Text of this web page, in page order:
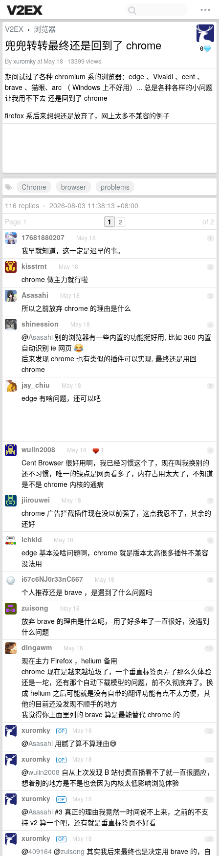
0
V2EX › 浏览器
兜兜转转最终还是回到了 chrome
Byxuromkyat May 18 · 13399 views
期间试过了各种 chromium 系的浏览器：edge 、Vivaldi 、cent 、
brave 、猫眼、arc （ Windows 上不好用）... 总是各种各样的小问题
让我用不下去 还是回到了 chrome
firefox 系后来想想还是放弃了，网上太多不兼容的例子
Chrome browser
problems
116 replies • 2026-08-03 11:38:13 +08:00
Page 1
of 2
1 2
1
17681880207 May 18
我早就知道，这一定是迟早的事。
2
kisstrnt May 18
chrome 做主力就行啦
3
Asasahi May 18
所以之前放弃 chrome 的理由是什么
4
shinession May 18
@Asasahi 别的浏览器有一些内置的功能挺好用, 比如 360 内置
自动识别 ie 网页
后来发现 chrome 也有类似的插件可以实现, 最终还是用回
chrome
5
jay_chiu May 18
edge 有啥问题，还可以吧
6
wulin2008 May 18 1
Cent Browser 很好用啊，我已经习惯这个了，现在叫我换别的
还不习惯，唯一的缺点是网页看多了，内存占用太大了，不知道
是不是 chrome 内核的通病
7
jiirouwei May 18
chrome 广告拦截插件现在没以前强了，这点我忍不了，其余的
还好
8
lchkid May 18
edge 基本没啥问题啊，chrome 就是版本太高很多插件不兼容
没法用
9
i67c6NJ0r33nC667 May 18
个人推荐还是 brave ，是遇到了什么问题吗
10
zuisong May 18
放弃 brave 的理由是什么呢， 用了好多年了一直很好，没遇到
什么问题
11
dingawm May 18
现在主力 Firefox ，helium 备用
chrome 现在是越来越垃圾了，一个垂直标签页弄了那么久体验
还是一坨，还有那个自动下载模型的问题，前不久彻底弃了。换
成 helium 之后可能就是没有自带的翻译功能有点不太方便，其
他的目前还没发现不顺手的地方
我觉得你上面里列的 brave 算是最能替代 chrome 的
12
xuromky OP May 18
@Asasahi 用腻了算不算理由😅
13
xuromky OP May 18
@wulin2008 自从上次发现 B 站付费直播看不了就一直很膈应，
想着别的地方是不是也会因为内核太低影响浏览体验
14
xuromky OP May 18
@Asasahi #3 真正的理由我竟然一时间说不上来，之前的不支
持 v2 算一个吧，还有就是垂直标签页不好看
15
xuromky OP May 18
@409164 @zuisong 其实我后来最终也是决定用 brave 的，自